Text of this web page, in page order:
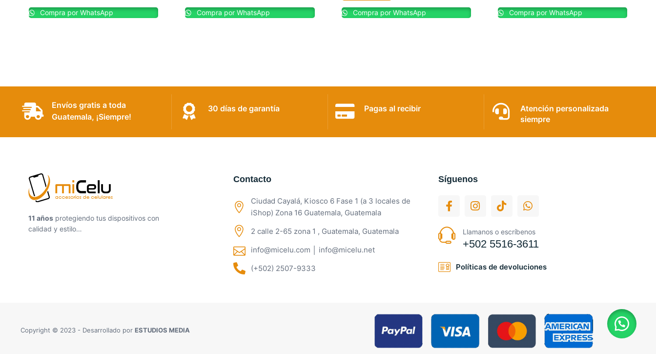
Compra por WhatsApp Compra por WhatsApp Compra por WhatsApp Compra por WhatsApp
Envíos gratis a toda
Guatemala, ¡Siempre!
30 días de garantía Pagas al recibir
Atención personalizada
siempre
11 años protegiendo tus dispositivos con
calidad y estilo…
Contacto
Ciudad Cayalá, Kiosco 6 Fase 1 (a 3 locales de
iShop) Zona 16 Guatemala, Guatemala
2 calle 2-65 zona 1 , Guatemala, Guatemala
info@micelu.com │ info@micelu.net
(+502) 2507-9333
Síguenos
Llamanos o escríbenos
+502 5516-3611
Políticas de devoluciones
Copyright © 2023 - Desarrollado por ESTUDIOS MEDIA